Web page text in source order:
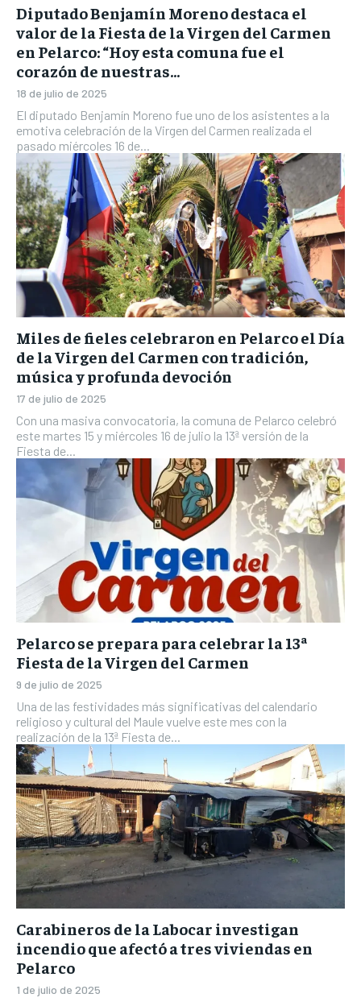
Diputado Benjamín Moreno destaca el
valor de la Fiesta de la Virgen del Carmen
en Pelarco: “Hoy esta comuna fue el
corazón de nuestras...
18 de julio de 2025
El diputado Benjamín Moreno fue uno de los asistentes a la
emotiva celebración de la Virgen del Carmen realizada el
pasado miércoles 16 de...
Miles de fieles celebraron en Pelarco el Día
de la Virgen del Carmen con tradición,
música y profunda devoción
17 de julio de 2025
Con una masiva convocatoria, la comuna de Pelarco celebró
este martes 15 y miércoles 16 de julio la 13ª versión de la
Fiesta de...
Pelarco se prepara para celebrar la 13ª
Fiesta de la Virgen del Carmen
9 de julio de 2025
Una de las festividades más significativas del calendario
religioso y cultural del Maule vuelve este mes con la
realización de la 13ª Fiesta de...
Carabineros de la Labocar investigan
incendio que afectó a tres viviendas en
Pelarco
1 de julio de 2025